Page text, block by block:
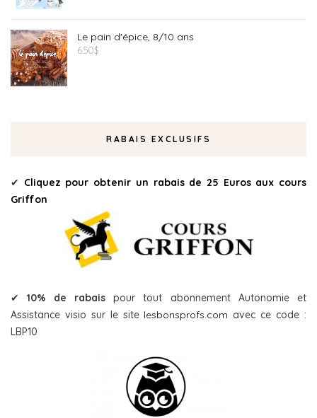
Le pain d'épice, 8/10 ans
6.50$
RABAIS EXCLUSIFS
✔ Cliquez pour obtenir un rabais de 25 Euros aux cours
Griffon
✔10% de rabaispour tout abonnement Autonomie et
Assistance visio sur le site lesbonsprofs.com avec ce code :
LBP10